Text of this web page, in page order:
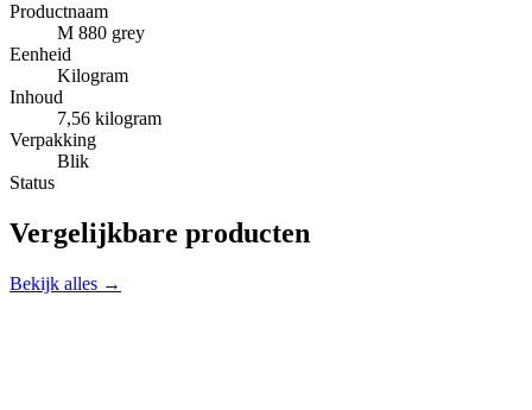
Productnaam
M 880 grey
Eenheid
Kilogram
Inhoud
7,56 kilogram
Verpakking
Blik
Status
Vergelijkbare producten
Bekijk alles →